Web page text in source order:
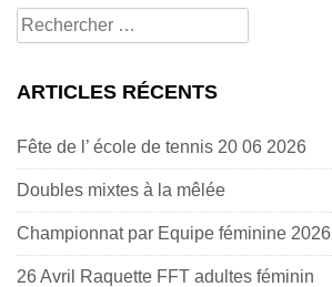
Rechercher
pour:
ARTICLES RÉCENTS
Fête de l’ école de tennis 20 06 2026
Doubles mixtes à la mêlée
Championnat par Equipe féminine 2026
26 Avril Raquette FFT adultes féminin